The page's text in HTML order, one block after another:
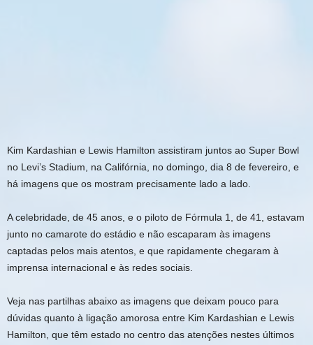
Kim Kardashian e Lewis Hamilton assistiram juntos ao Super Bowl
no Levi’s Stadium, na Califórnia, no domingo, dia 8 de fevereiro, e
há imagens que os mostram precisamente lado a lado.
A celebridade, de 45 anos, e o piloto de Fórmula 1, de 41, estavam
junto no camarote do estádio e não escaparam às imagens
captadas pelos mais atentos, e que rapidamente chegaram à
imprensa internacional e às redes sociais.
Veja nas partilhas abaixo as imagens que deixam pouco para
dúvidas quanto à ligação amorosa entre Kim Kardashian e Lewis
Hamilton, que têm estado no centro das atenções nestes últimos